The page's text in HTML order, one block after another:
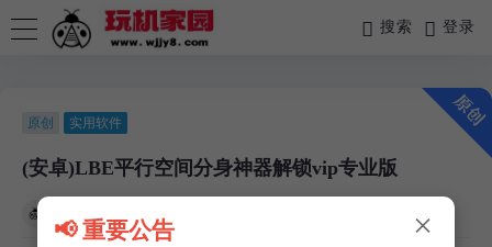
搜索 登录
原创 实用软件
(安卓)LBE平行空间分身神器解锁vip专业版
×
📢 重要公告